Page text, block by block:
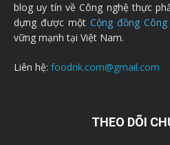
blog uy tín về Công nghệ thực
dựng được một Cộng đồng
vững mạnh tại Việt Nam.
Liên hệ: foodnk.com@gmail.com
THEO DÕI